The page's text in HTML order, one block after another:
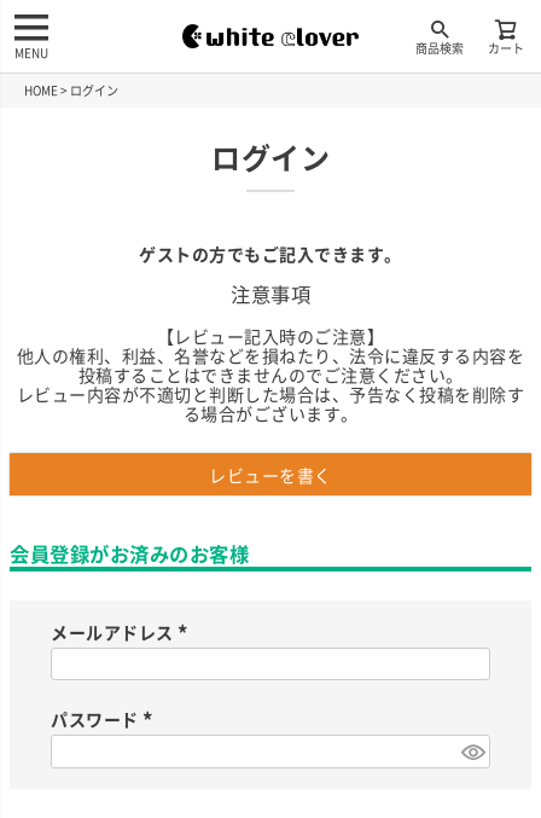
商品検索 カート
MENU
HOME ログイン
ログイン
ゲストの方でもご記入できます。
注意事項
【レビュー記入時のご注意】
他人の権利、利益、名誉などを損ねたり、法令に違反する内容を
投稿することはできませんのでご注意ください。
レビュー内容が不適切と判断した場合は、予告なく投稿を削除す
る場合がございます。
レビューを書く
会員登録がお済みのお客様
メールアドレス
必
パスワード